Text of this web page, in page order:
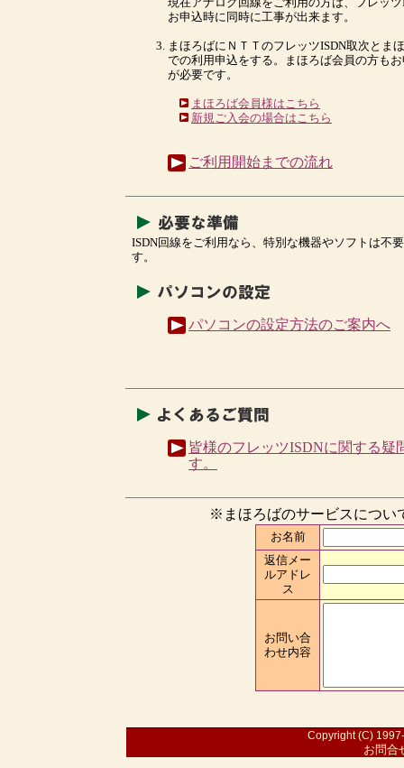
お申込時に同時に工事が出来ます。
まほろばにＮＴＴのフレッツISDN取次とま
での利用申込をする。まほろば会員の方も
が必要です。
まほろば会員様はこちら
新規ご入会の場合はこちら
ご利用開始までの流れ
ISDN回線をご利用なら、特別な機器やソフトは不
す。
パソコンの設定方法のご案内へ
皆様のフレッツISDNに関する疑
す。
※まほろばのサービスについ
お名前
返信メー
ルアドレ
ス
お問い合
わせ内容
Copyright (C)
お問合